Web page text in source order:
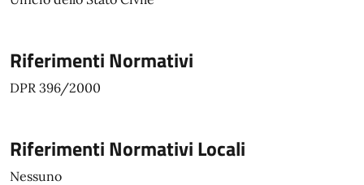
Riferimenti Normativi
DPR 396/2000
Riferimenti Normativi Locali
Nessuno